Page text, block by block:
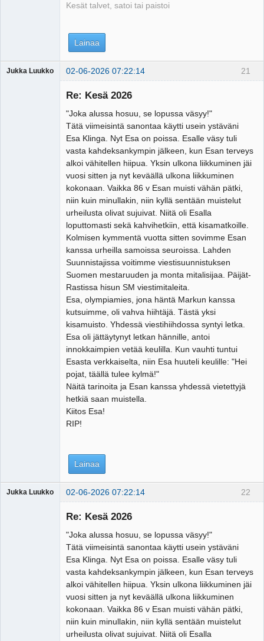
Kesät talvet, satoi tai paistoi
Lainaa
21
Jukka Luukko 02-06-2026 07:22:14
Re: Kesä 2026
"Joka alussa hosuu, se lopussa väsyy!"
Tätä viimeisintä sanontaa käytti usein ystäväni
Esa Klinga. Nyt Esa on poissa. Esalle väsy tuli
vasta kahdeksankympin jälkeen, kun Esan terveys
alkoi vähitellen hiipua. Yksin ulkona liikkuminen jäi
vuosi sitten ja nyt keväällä ulkona liikkuminen
kokonaan. Vaikka 86 v Esan muisti vähän pätki,
niin kuin minullakin, niin kyllä sentään muistelut
urheilusta olivat sujuivat. Niitä oli Esalla
loputtomasti sekä kahvihetkiin, että kisamatkoille.
Kolmisen kymmentä vuotta sitten sovimme Esan
kanssa urheilla samoissa seuroissa. Lahden
Suunnistajissa voitimme viestisuunnistuksen
Suomen mestaruuden ja monta mitalisijaa. Päijät-
Rastissa hisun SM viestimitaleita.
Esa, olympiamies, jona häntä Markun kanssa
kutsuimme, oli vahva hiihtäjä. Tästä yksi
kisamuisto. Yhdessä viestihiihdossa syntyi letka.
Esa oli jättäytynyt letkan hännille, antoi
innokkaimpien vetää keulilla. Kun vauhti tuntui
Esasta verkkaiselta, niin Esa huuteli keulille: "Hei
pojat, täällä tulee kylmä!"
Näitä tarinoita ja Esan kanssa yhdessä vietettyjä
hetkiä saan muistella.
Kiitos Esa!
RIP!
Lainaa
22
Jukka Luukko 02-06-2026 07:22:14
Re: Kesä 2026
"Joka alussa hosuu, se lopussa väsyy!"
Tätä viimeisintä sanontaa käytti usein ystäväni
Esa Klinga. Nyt Esa on poissa. Esalle väsy tuli
vasta kahdeksankympin jälkeen, kun Esan terveys
alkoi vähitellen hiipua. Yksin ulkona liikkuminen jäi
vuosi sitten ja nyt keväällä ulkona liikkuminen
kokonaan. Vaikka 86 v Esan muisti vähän pätki,
niin kuin minullakin, niin kyllä sentään muistelut
urheilusta olivat sujuivat. Niitä oli Esalla